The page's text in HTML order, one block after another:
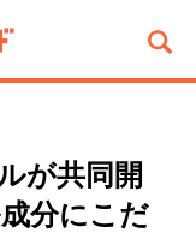
が共同開
分にこだ